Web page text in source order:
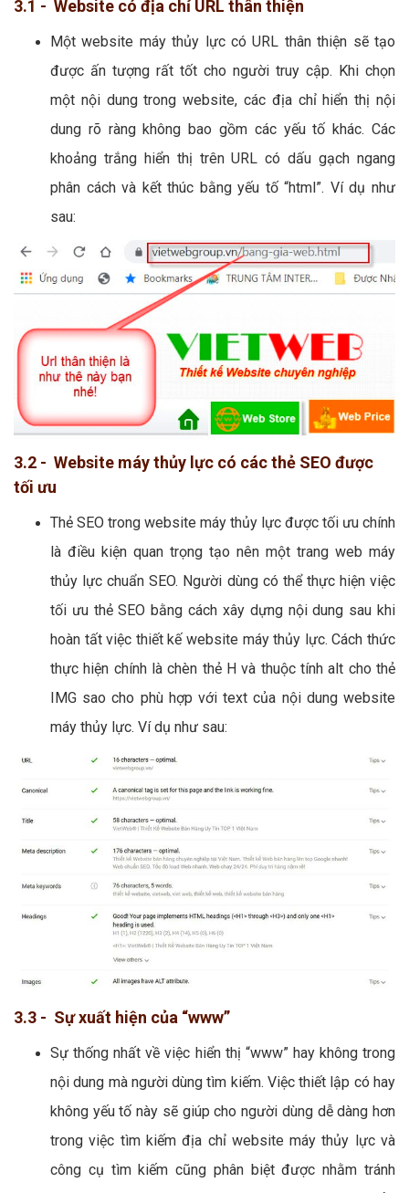
3.1 - Website có địa chỉ URL thân thiện
Một website máy thủy lực có URL thân thiện sẽ tạo
được ấn tượng rất tốt cho người truy cập. Khi chọn
một nội dung trong website, các địa chỉ hiển thị nội
dung rõ ràng không bao gồm các yếu tố khác. Các
khoảng trắng hiển thị trên URL có dấu gạch ngang
phân cách và kết thúc bằng yếu tố “html”. Ví dụ như
sau:
3.2 - Website máy thủy lực có các thẻ SEO được
tối ưu
Thẻ SEO trong website máy thủy lực được tối ưu chính
là điều kiện quan trọng tạo nên một trang web máy
thủy lực chuẩn SEO. Người dùng có thể thực hiện việc
tối ưu thẻ SEO bằng cách xây dựng nội dung sau khi
hoàn tất việc thiết kế website máy thủy lực. Cách thức
thực hiện chính là chèn thẻ H và thuộc tính alt cho thẻ
IMG sao cho phù hợp với text của nội dung website
máy thủy lực. Ví dụ như sau:
3.3 - Sự xuất hiện của “www”
Sự thống nhất về việc hiển thị “www” hay không trong
nội dung mà người dùng tìm kiếm. Việc thiết lập có hay
không yếu tố này sẽ giúp cho người dùng dễ dàng hơn
trong việc tìm kiếm địa chỉ website máy thủy lực và
công cụ tìm kiếm cũng phân biệt được nhằm tránh